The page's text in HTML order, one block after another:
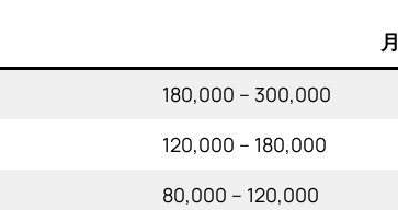
180,000 – 300,000
120,000 – 180,000
80,000 – 120,000